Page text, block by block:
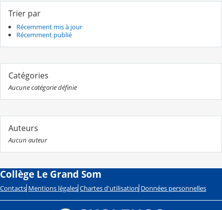
Trier par
Récemment mis à jour
Récemment publié
Catégories
Aucune catégorie définie
Auteurs
Aucun auteur
Collège Le Grand Som
Contacts Mentions légales Chartes d'utilisation Données personnelles